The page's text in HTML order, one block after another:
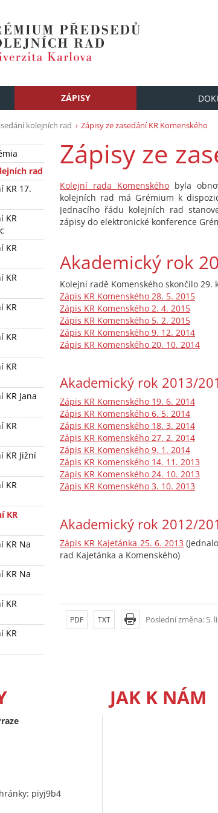
ZÁPISY
kolejních rad Zápisy ze zasedání KR Komenského
rad
KR 17.
KR
KR
KR
KR
KR
KR
KR Jana
KR
KR Jižní
KR
KR
KR Na
KR Na
KR
KR
Zápisy ze
Kolejní rada Komenského byla
kolejních rad má Grémium k
Jednacího řádu kolejních rad
zápisy do elektronické konference
Akademický rok
Kolejní radě Komenského skončilo
Zápis KR Komenského 28. 5. 2015
Zápis KR Komenského 2. 4. 2015
Zápis KR Komenského 5. 2. 2015
Zápis KR Komenského 9. 12. 2014
Zápis KR Komenského 20. 10. 2014
Akademický rok 2013/
Zápis KR Komenského 19. 6. 2014
Zápis KR Komenského 6. 5. 2014
Zápis KR Komenského 18. 3. 2014
Zápis KR Komenského 27. 2. 2014
Zápis KR Komenského 9. 1. 2014
Zápis KR Komenského 14. 11. 2013
Zápis KR Komenského 24. 10. 2013
Zápis KR Komenského 3. 10. 2013
Akademický rok 2012/
Zápis KR Kajetánka 25. 6. 2013
rad Kajetánka a Komenského)
Poslední změna: 5.
PDF TXT
piyj9b4
JAK K NÁM